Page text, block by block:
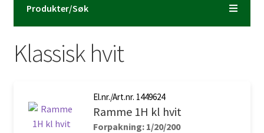
Kontaktinformasjon
Volumpriser
Klassisk hvit
El.nr./Art.nr. 1449624
Ramme 1H kl hvit
Forpakning: 1/20/200
Produkter/Søk